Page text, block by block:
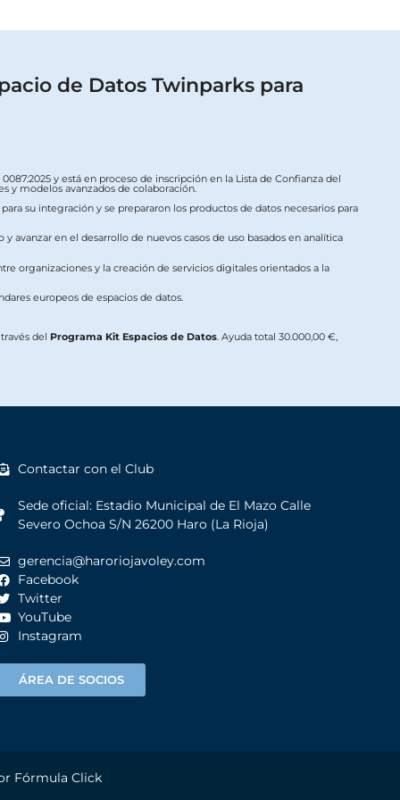
de Datos Twinparks para
y está en proceso de inscripción en la Lista de Confianza del
y modelos avanzados de colaboración.
su integración y se prepararon los productos de datos necesarios para
en el desarrollo de nuevos casos de uso basados en analítica
organizaciones y la creación de servicios digitales orientados a la
europeos de espacios de datos.
través del Programa Kit Espacios de Datos. Ayuda total 30.000,00 €,
Contactar con el Club
Sede oficial: Estadio Municipal de El Mazo Calle
Severo Ochoa S/N 26200 Haro (La Rioja)
gerencia@haroriojavoley.com
Facebook
Twitter
YouTube
Instagram
ÁREA DE SOCIOS
Fórmula Click